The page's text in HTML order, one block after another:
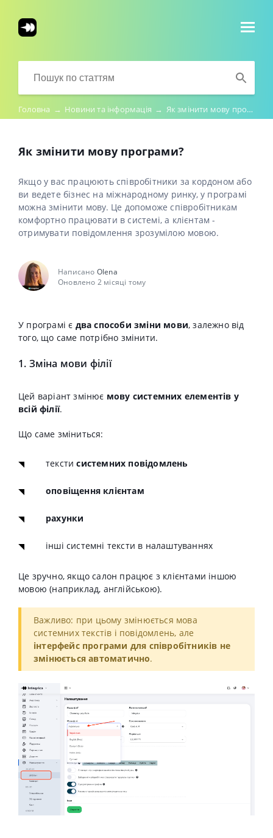
Головна → Новини та інформація → Як змінити мову програми?
Як змінити мову програми?
Якщо у вас працюють співробітники за кордоном або
ви ведете бізнес на міжнародному ринку, у програмі
можна змінити мову. Це допоможе співробітникам
комфортно працювати в системі, а клієнтам -
отримувати повідомлення зрозумілою мовою.
Написано Olena
Оновлено 2 місяці тому
У програмі є два способи зміни мови, залежно від
того, що саме потрібно змінити.
1. Зміна мови філії
Цей варіант змінює мову системних елементів у
всій філії.
Що саме зміниться:
текстисистемних повідомлень
оповіщення клієнтам
рахунки
інші системні тексти в налаштуваннях
Це зручно, якщо салон працює з клієнтами іншою
мовою (наприклад, англійською).
Важливо: при цьому змінюється мова
системних текстів і повідомлень, але
інтерфейс програми для співробітників не
змінюється автоматично.